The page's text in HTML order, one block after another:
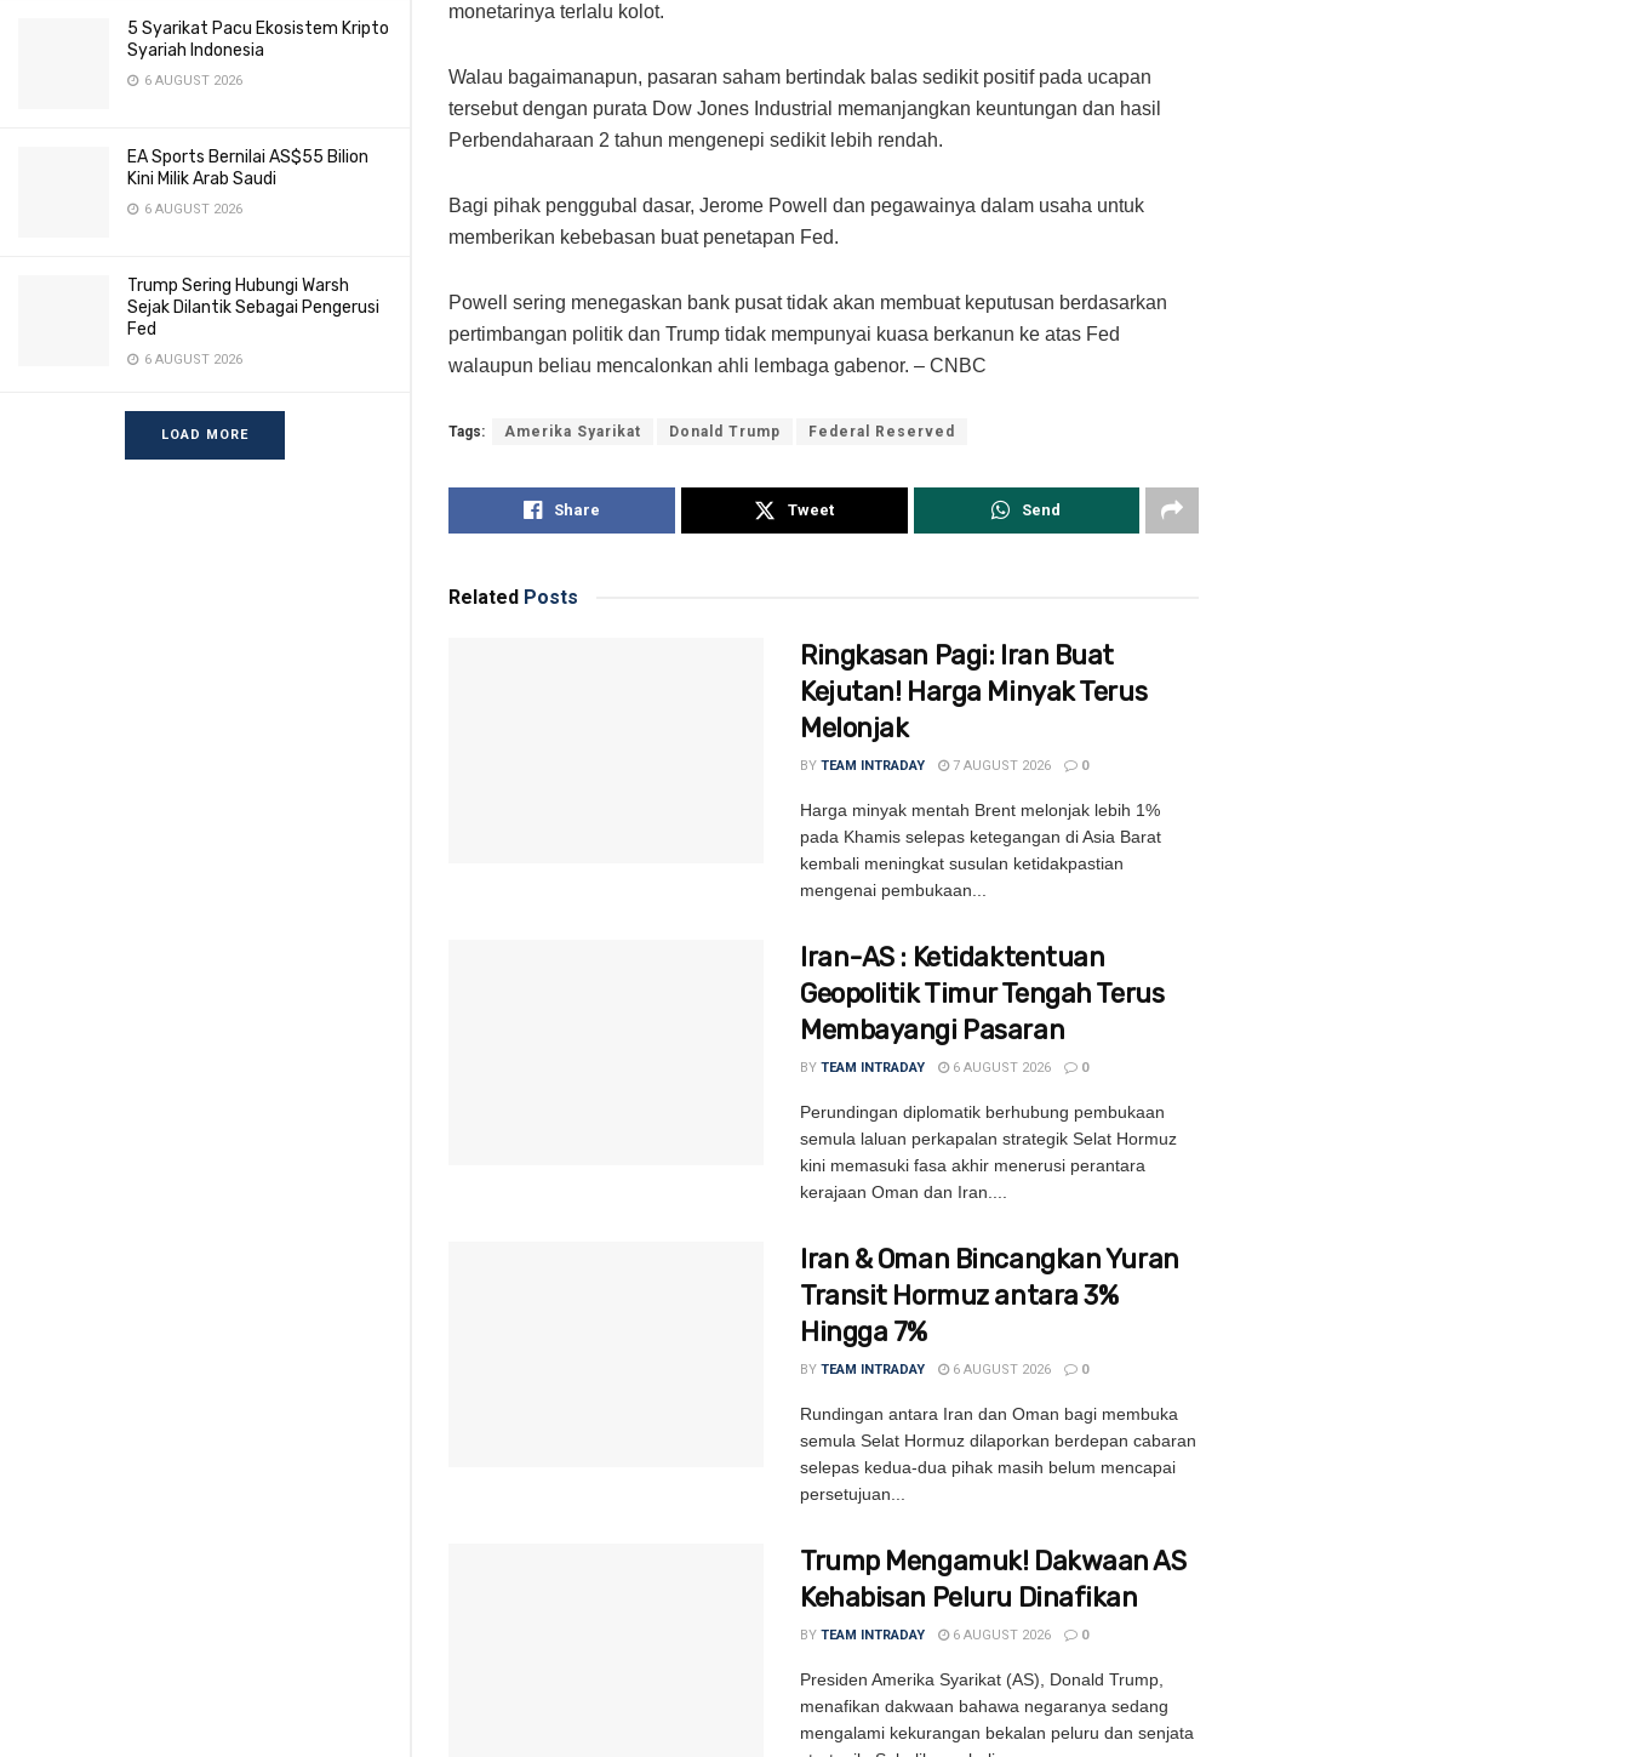
5 Syarikat Pacu Ekosistem Kripto
Syariah Indonesia
6 AUGUST 2026
EA Sports Bernilai AS$55 Bilion
Kini Milik Arab Saudi
6 AUGUST 2026
Trump Sering Hubungi Warsh
Sejak Dilantik Sebagai Pengerusi
Fed
6 AUGUST 2026
LOAD MORE
monetarinya terlalu kolot.
Walau bagaimanapun, pasaran saham bertindak balas sedikit positif pada ucapan
tersebut dengan purata Dow Jones Industrial memanjangkan keuntungan dan hasil
Perbendaharaan 2 tahun mengenepi sedikit lebih rendah.
Bagi pihak penggubal dasar, Jerome Powell dan pegawainya dalam usaha untuk
memberikan kebebasan buat penetapan Fed.
Powell sering menegaskan bank pusat tidak akan membuat keputusan berdasarkan
pertimbangan politik dan Trump tidak mempunyai kuasa berkanun ke atas Fed
walaupun beliau mencalonkan ahli lembaga gabenor. – CNBC
Tags: Amerika Syarikat Donald Trump Federal Reserved
Share Tweet Send
Related Posts
Ringkasan Pagi: Iran Buat
Kejutan! Harga Minyak Terus
Melonjak
BY TEAM INTRADAY 7 AUGUST 2026 0
Harga minyak mentah Brent melonjak lebih 1%
pada Khamis selepas ketegangan di Asia Barat
kembali meningkat susulan ketidakpastian
mengenai pembukaan...
Iran-AS : Ketidaktentuan
Geopolitik Timur Tengah Terus
Membayangi Pasaran
BY TEAM INTRADAY 6 AUGUST 2026 0
Perundingan diplomatik berhubung pembukaan
semula laluan perkapalan strategik Selat Hormuz
kini memasuki fasa akhir menerusi perantara
kerajaan Oman dan Iran....
Iran & Oman Bincangkan Yuran
Transit Hormuz antara 3%
Hingga 7%
BY TEAM INTRADAY 6 AUGUST 2026 0
Rundingan antara Iran dan Oman bagi membuka
semula Selat Hormuz dilaporkan berdepan cabaran
selepas kedua-dua pihak masih belum mencapai
persetujuan...
Trump Mengamuk! Dakwaan AS
Kehabisan Peluru Dinafikan
BY TEAM INTRADAY 6 AUGUST 2026 0
Presiden Amerika Syarikat (AS), Donald Trump,
menafikan dakwaan bahawa negaranya sedang
mengalami kekurangan bekalan peluru dan senjata